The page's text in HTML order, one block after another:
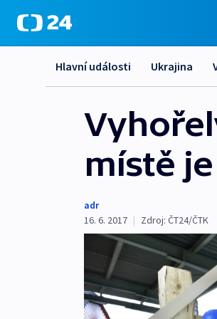
Hlavní události Ukrajina
místě
adr
16. 6. 2017 | Zdroj: ČT24/ČTK